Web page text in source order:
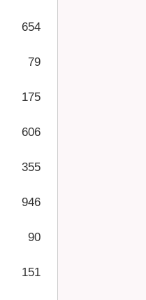
654
79
175
606
355
946
90
151